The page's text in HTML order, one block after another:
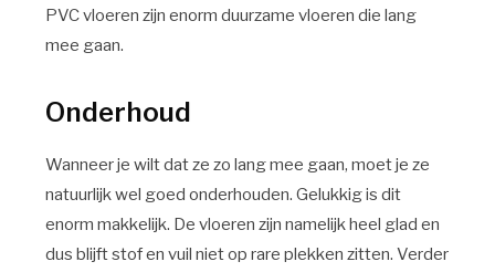
PVC vloeren zijn enorm duurzame vloeren die lang
mee gaan.
Onderhoud
Wanneer je wilt dat ze zo lang mee gaan, moet je ze
natuurlijk wel goed onderhouden. Gelukkig is dit
enorm makkelijk. De vloeren zijn namelijk heel glad en
dus blijft stof en vuil niet op rare plekken zitten. Verder